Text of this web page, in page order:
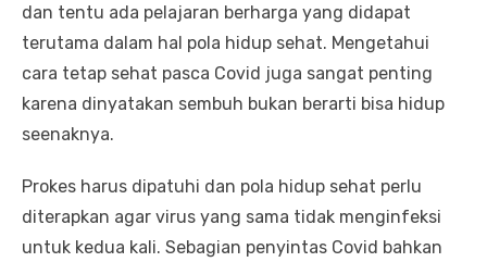
dan tentu ada pelajaran berharga yang didapat
terutama dalam hal pola hidup sehat. Mengetahui
cara tetap sehat pasca Covid juga sangat penting
karena dinyatakan sembuh bukan berarti bisa hidup
seenaknya.
Prokes harus dipatuhi dan pola hidup sehat perlu
diterapkan agar virus yang sama tidak menginfeksi
untuk kedua kali. Sebagian penyintas Covid bahkan